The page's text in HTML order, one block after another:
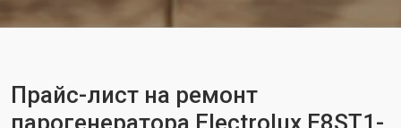
Прайс-лист на ремонт
парогенератора Electrolux E8ST1-